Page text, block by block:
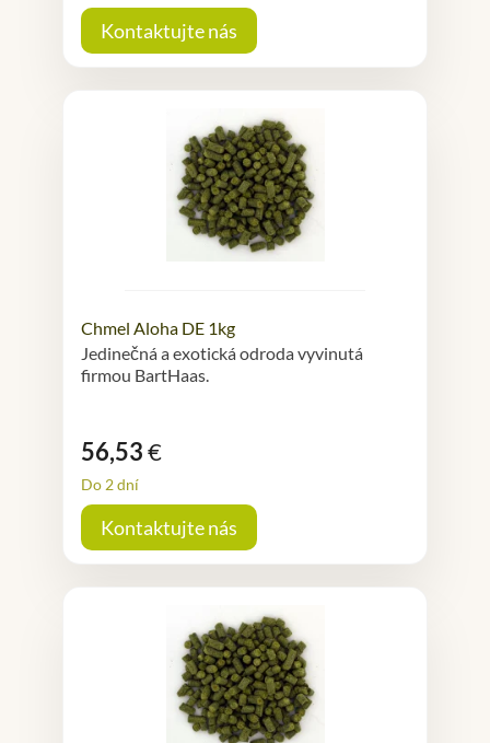
Kontaktujte nás
Chmel Aloha DE 1kg
Jedinečná a exotická odroda vyvinutá
firmou BartHaas.
56,53€
Do 2 dní
Kontaktujte nás